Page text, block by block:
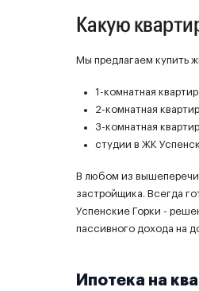
Какую
Мы предлагаем купить
1-комнатная
2-комнатная
3-комнатная
студии в ЖК
В любом из
застройщика. Всегда
Успенские Горки -
пассивного дохода на
Ипотека на